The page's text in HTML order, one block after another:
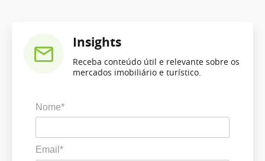
Insights
Receba conteúdo útil e relevante sobre os
mercados imobiliário e turístico.
Nome*
Email*